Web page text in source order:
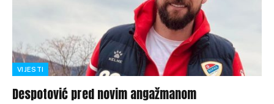
VIJESTI
Despotović pred novim angažmanom